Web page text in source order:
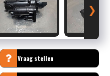
❯
Vraag stellen